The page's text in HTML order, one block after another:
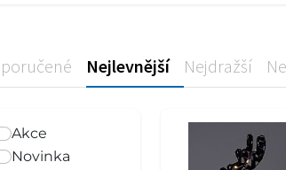
Nejlevnější Nejdražší
Akce
Novinka